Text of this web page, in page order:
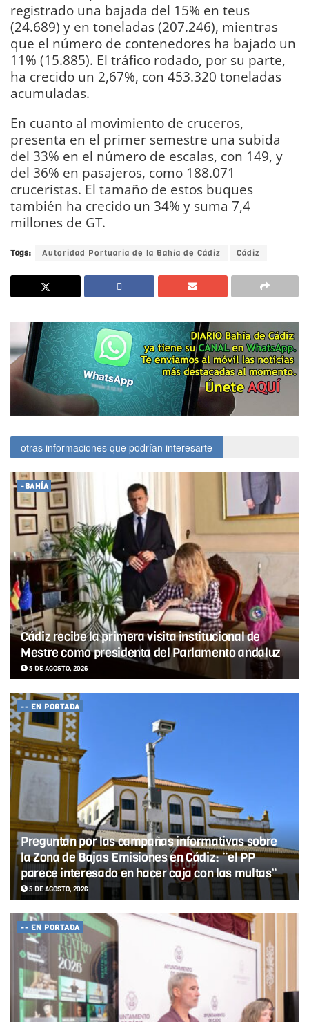
registrado una bajada del 15% en teus
(24.689) y en toneladas (207.246), mientras
que el número de contenedores ha bajado un
11% (15.885). El tráfico rodado, por su parte,
ha crecido un 2,67%, con 453.320 toneladas
acumuladas.
En cuanto al movimiento de cruceros,
presenta en el primer semestre una subida
del 33% en el número de escalas, con 149, y
del 36% en pasajeros, como 188.071
cruceristas. El tamaño de estos buques
también ha crecido un 34% y suma 7,4
millones de GT.
Tags: Autoridad Portuaria de la Bahía de Cádiz Cádiz
otras informaciones que podrían interesarte
-BAHÍA
Cádiz recibe la primera visita institucional de
Mestre como presidenta del Parlamento andaluz
5 DE AGOSTO, 2026
-- EN PORTADA
Preguntan por las campañas informativas sobre
la Zona de Bajas Emisiones en Cádiz: “el PP
parece interesado en hacer caja con las multas”
5 DE AGOSTO, 2026
-- EN PORTADA